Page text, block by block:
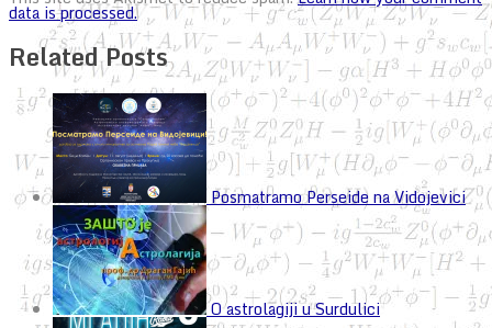
data is processed.
Related Posts
Posmatramo Perseide na Vidojevici
O astrolagiji u Surdulici